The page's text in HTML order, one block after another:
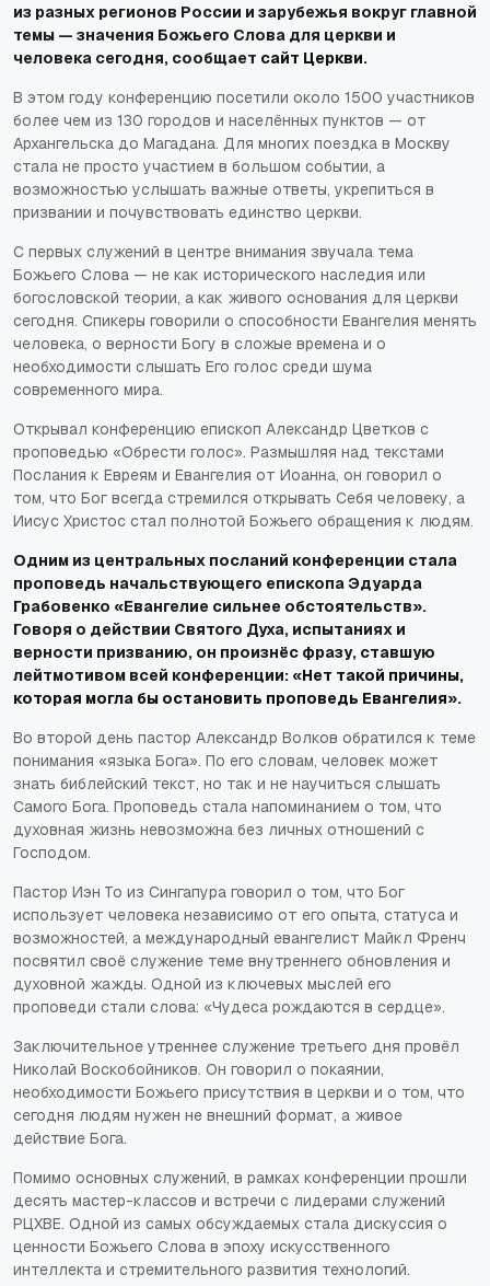
из разных регионов России и зарубежья вокруг главной
темы — значения Божьего Слова для церкви и
человека сегодня, сообщает сайт Церкви.
В этом году конференцию посетили около 1500 участников
более чем из 130 городов и населённых пунктов — от
Архангельска до Магадана. Для многих поездка в Москву
стала не просто участием в большом событии, а
возможностью услышать важные ответы, укрепиться в
призвании и почувствовать единство церкви.
С первых служений в центре внимания звучала тема
Божьего Слова — не как исторического наследия или
богословской теории, а как живого основания для церкви
сегодня. Спикеры говорили о способности Евангелия менять
человека, о верности Богу в сложые времена и о
необходимости слышать Его голос среди шума
современного мира.
Открывал конференцию епископ Александр Цветков с
проповедью «Обрести голос». Размышляя над текстами
Послания к Евреям и Евангелия от Иоанна, он говорил о
том, что Бог всегда стремился открывать Себя человеку, а
Иисус Христос стал полнотой Божьего обращения к людям.
Одним из центральных посланий конференции стала
проповедь начальствующего епископа Эдуарда
Грабовенко «Евангелие сильнее обстоятельств».
Говоря о действии Святого Духа, испытаниях и
верности призванию, он произнёс фразу, ставшую
лейтмотивом всей конференции: «Нет такой причины,
которая могла бы остановить проповедь Евангелия».
Во второй день пастор Александр Волков обратился к теме
понимания «языка Бога». По его словам, человек может
знать библейский текст, но так и не научиться слышать
Самого Бога. Проповедь стала напоминанием о том, что
духовная жизнь невозможна без личных отношений с
Господом.
Пастор Иэн То из Сингапура говорил о том, что Бог
использует человека независимо от его опыта, статуса и
возможностей, а международный евангелист Майкл Френч
посвятил своё служение теме внутреннего обновления и
духовной жажды. Одной из ключевых мыслей его
проповеди стали слова: «Чудеса рождаются в сердце».
Заключительное утреннее служение третьего дня провёл
Николай Воскобойников. Он говорил о покаянии,
необходимости Божьего присутствия в церкви и о том, что
сегодня людям нужен не внешний формат, а живое
действие Бога.
Помимо основных служений, в рамках конференции прошли
десять мастер-классов и встречи с лидерами служений
РЦХВЕ. Одной из самых обсуждаемых стала дискуссия о
ценности Божьего Слова в эпоху искусственного
интеллекта и стремительного развития технологий.